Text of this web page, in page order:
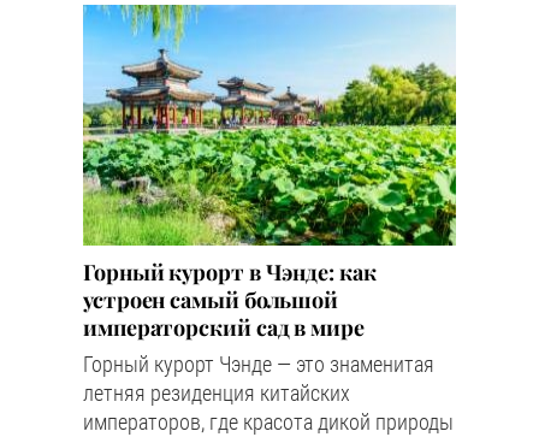
Горный курорт в Чэнде: как
устроен самый большой
императорский сад в мире
Горный курорт Чэнде — это знаменитая
летняя резиденция китайских
императоров, где красота дикой природы